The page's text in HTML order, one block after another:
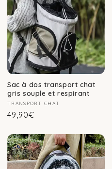
Sac à dos transport chat
gris souple et respirant
Fournisseur :
TRANSPORT CHAT
Prix
49,90€